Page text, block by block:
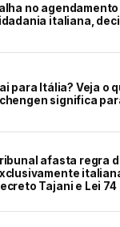
no
italiana,
para Itália? Veja o
significa
afasta regra
Tajani e Lei 74